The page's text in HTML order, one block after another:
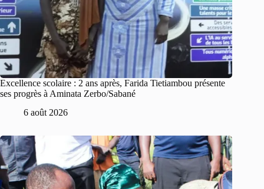
Excellence scolaire : 2 ans après, Farida Tietiambou présente
ses progrès à Aminata Zerbo/Sabané
6 août 2026